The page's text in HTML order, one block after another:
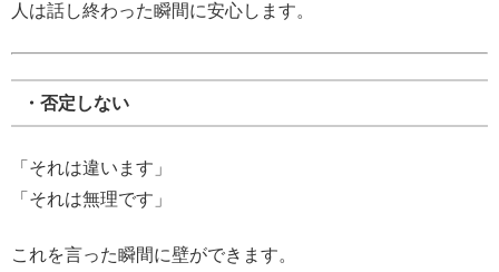
人は話し終わった瞬間に安心します。
・否定しない
「それは違います」
「それは無理です」
これを言った瞬間に壁ができます。